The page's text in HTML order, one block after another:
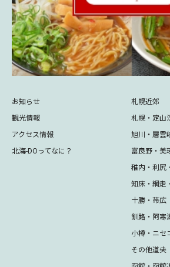
お知らせ
観光情報
アクセス情報
北海-DOってなに？
札幌近郊
札幌・定山
旭川・層雲
富良野・美
稚内・利尻
知床・網走
十勝・帯広
釧路・阿寒
小樽・ニセ
その他道央